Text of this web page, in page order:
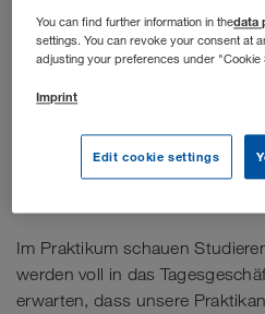
Im Praktikum schauen
werden voll in das
erwarten, dass unsere
You can find further information in thedata
settings. You can revoke your consent at
adjusting your preferences under "Cookie
Imprint
Edit cookie settings